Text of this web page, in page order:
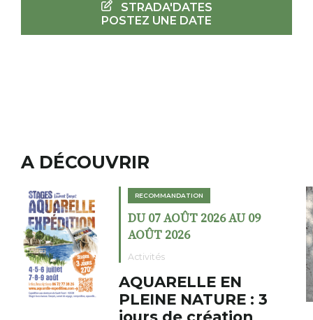
STRADA'DATES
POSTEZ UNE DATE
A DÉCOUVRIR
RECOMMANDATION
DU 02 AOÛT 2026 AU 23
AOÛT 2026
Expositions
Cochon charbon au
fumoir